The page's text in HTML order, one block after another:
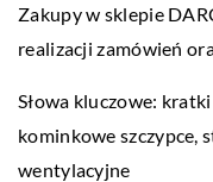
Zakupy w sklepie
realizacji zamówień
Słowa kluczowe:
kominkowe szczypce,
wentylacyjne